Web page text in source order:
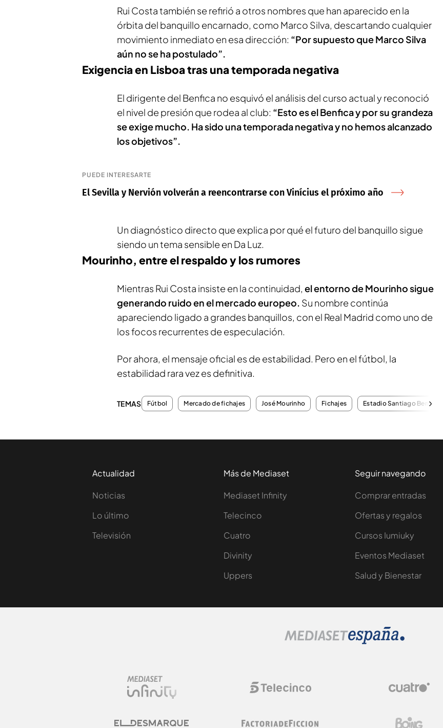
Rui Costa también se refirió a otros nombres que han aparecido en la
órbita del banquillo encarnado, como Marco Silva, descartando cualquier
movimiento inmediato en esa dirección: “Por supuesto que Marco Silva
aún no se ha postulado”.
Exigencia en Lisboa tras una temporada negativa
El dirigente del Benfica no esquivó el análisis del curso actual y reconoció
el nivel de presión que rodea al club: “Esto es el Benfica y por su grandeza
se exige mucho. Ha sido una temporada negativa y no hemos alcanzado
los objetivos”.
PUEDE INTERESARTE
El Sevilla y Nervión volverán a reencontrarse con Vinícius el próximo año
Un diagnóstico directo que explica por qué el futuro del banquillo sigue
siendo un tema sensible en Da Luz.
Mourinho, entre el respaldo y los rumores
Mientras Rui Costa insiste en la continuidad, el entorno de Mourinho sigue
generando ruido en el mercado europeo. Su nombre continúa
apareciendo ligado a grandes banquillos, con el Real Madrid como uno de
los focos recurrentes de especulación.
Por ahora, el mensaje oficial es de estabilidad. Pero en el fútbol, la
estabilidad rara vez es definitiva.
TEMAS Fútbol Mercado de fichajes José Mourinho Fichajes Estadio Santiago Bernabeu
Actualidad
Noticias
Lo último
Televisión
Más de Mediaset
Mediaset Infinity
Telecinco
Cuatro
Divinity
Uppers
Seguir navegando
Comprar entradas
Ofertas y regalos
Cursos Iumiuky
Eventos Mediaset
Salud y Bienestar